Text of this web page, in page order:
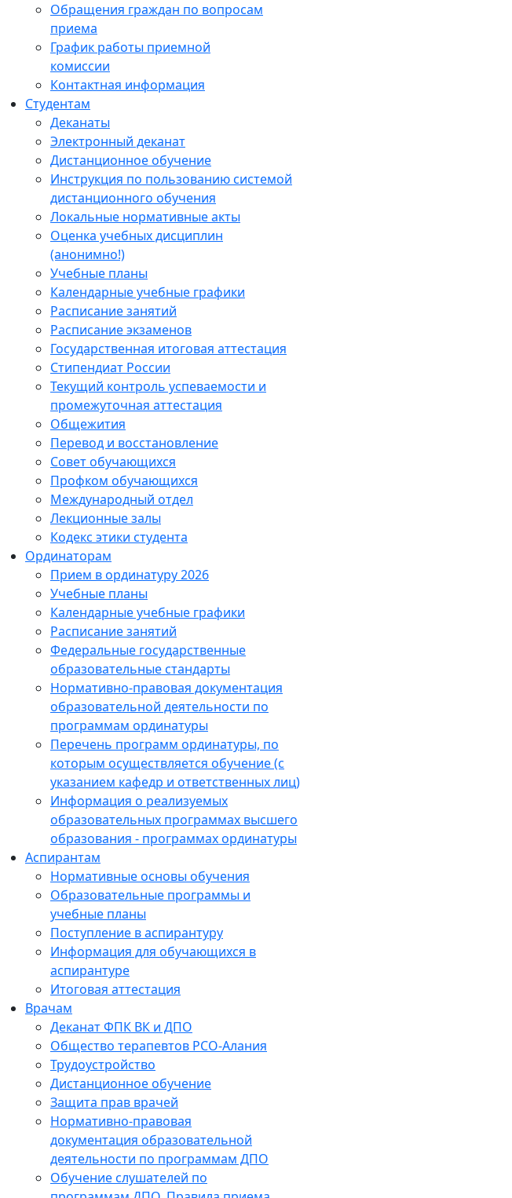
Обращения граждан по вопросам
приема
График работы приемной
комиссии
Контактная информация
Студентам
Деканаты
Электронный деканат
Дистанционное обучение
Инструкция по пользованию системой
дистанционного обучения
Локальные нормативные акты
Оценка учебных дисциплин
(анонимно!)
Учебные планы
Календарные учебные графики
Расписание занятий
Расписание экзаменов
Государственная итоговая аттестация
Стипендиат России
Текущий контроль успеваемости и
промежуточная аттестация
Общежития
Перевод и восстановление
Совет обучающихся
Профком обучающихся
Международный отдел
Лекционные залы
Кодекс этики студента
Ординаторам
Прием в ординатуру 2026
Учебные планы
Календарные учебные графики
Расписание занятий
Федеральные государственные
образовательные стандарты
Нормативно-правовая документация
образовательной деятельности по
программам ординатуры
Перечень программ ординатуры, по
которым осуществляется обучение (с
указанием кафедр и ответственных лиц)
Информация о реализуемых
образовательных программах высшего
образования - программах ординатуры
Аспирантам
Нормативные основы обучения
Образовательные программы и
учебные планы
Поступление в аспирантуру
Информация для обучающихся в
аспирантуре
Итоговая аттестация
Врачам
Деканат ФПК ВК и ДПО
Общество терапевтов РСО-Алания
Трудоустройство
Дистанционное обучение
Защита прав врачей
Нормативно-правовая
документация образовательной
деятельности по программам ДПО
Обучение слушателей по